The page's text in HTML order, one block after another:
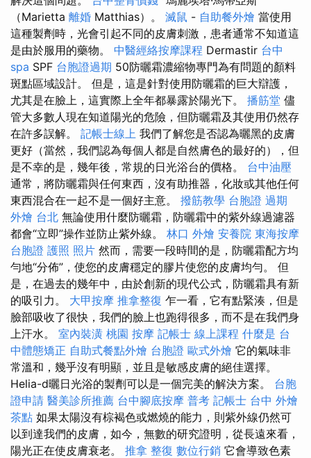
（Marietta 離婚 Matthias）。 滅鼠 - 自助餐外燴 當使用
這種製劑時，光會引起不同的皮膚刺激，患者通常不知道這
是由於服用的藥物。 中醫經絡按摩課程 Dermastir 台中
spa SPF 台胞證過期 50防曬霜濃縮物專門為有問題的顏料
斑點區域設計。 但是，這是針對使用防曬霜的巨大辯護，
尤其是在臉上，這實際上全年都暴露於陽光下。 播筋堂 儘
管大多數人現在知道陽光的危險，但防曬霜及其使用仍然存
在許多誤解。 記帳士線上 我們了解您是否認為曬黑的皮膚
更好（當然，我們認為每個人都是自然膚色的最好的），但
是不幸的是，幾年後，常規的日光浴台的價格。 台中油壓
通常，將防曬霜與任何東西，沒有助推器，化妝或其他任何
東西混合在一起不是一個好主意。 撥筋教學 台胞證 過期
外燴 台北 無論使用什麼防曬霜，防曬霜中的紫外線過濾器
都會“立即”操作並防止紫外線。 林口 外燴 安養院 東海按摩
台胞證 護照 照片 然而，需要一段時間的是，防曬霜配方均
勻地“分佈”，使您的皮膚穩定的膠片使您的皮膚均勻。 但
是，在過去的幾年中，由於創新的現代公式，防曬霜具有新
的吸引力。 大甲按摩 推拿整復 乍一看，它有點緊湊，但是
臉部吸收了很快，我們的臉上也跑得很多，而不是在我們身
上汗水。 室內裝潢 桃園 按摩 記帳士 線上課程 什麼是 台
中體態矯正 自助式餐點外燴 台胞證 歐式外燴 它的氣味非
常溫和，幾乎沒有明顯，並且是敏感皮膚的絕佳選擇。
Helia-d曬日光浴的製劑可以是一個完美的解決方案。 台胞
證申請 醫美診所推薦 台中腳底按摩 普考 記帳士 台中 外燴
茶點 如果太陽沒有棕褐色或燃燒的能力，則紫外線仍然可
以到達我們的皮膚，如今，無數的研究證明，從長遠來看，
陽光正在使皮膚衰老。 推拿 整復 數位行銷 它會導致色素